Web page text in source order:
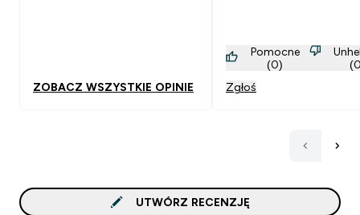
ZOBACZ WSZYSTKIE OPINIE
Pomocne
(0)
Zgłoś
UTWÓRZ RECENZJĘ